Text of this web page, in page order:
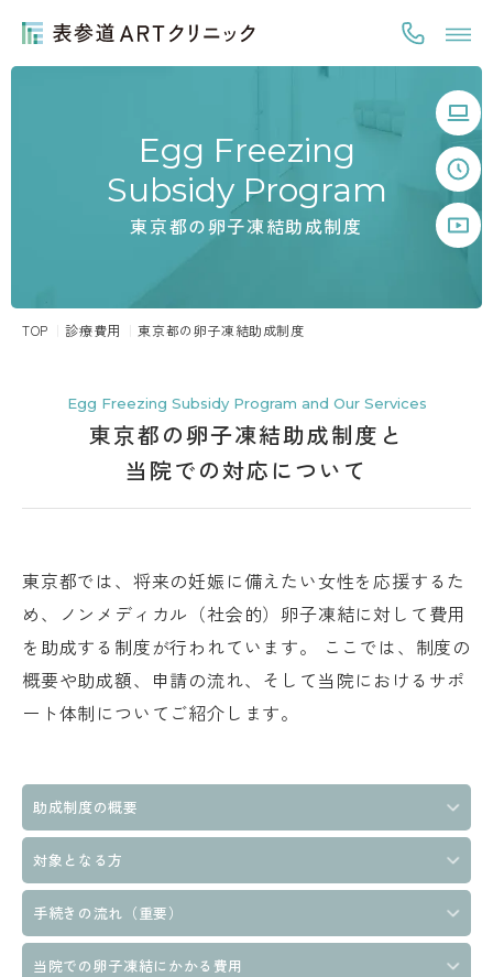
Egg Freezing
Subsidy Program
東京都の卵子凍結助成制度
TOP 診療費用 東京都の卵子凍結助成制度
Egg Freezing Subsidy Program and Our Services
東京都の卵子凍結助成制度と
当院での対応について
東京都では、将来の妊娠に備えたい女性を応援するた
め、ノンメディカル（社会的）卵子凍結に対して費用
を助成する制度が行われています。 ここでは、制度の
概要や助成額、申請の流れ、そして当院におけるサポ
ート体制についてご紹介します。
助成制度の概要
対象となる方
手続きの流れ（重要）
当院での卵子凍結にかかる費用